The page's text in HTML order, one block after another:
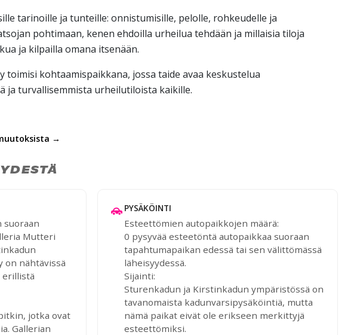
tarinoille ja tunteille: onnistumisille, pelolle, rohkeudelle ja
pohtimaan, kenen ehdoilla urheilua tehdään ja millaisia tiloja
ja kilpailla omana itsenään.
toimisi kohtaamispaikkana, jossa taide avaa keskustelua
ja turvallisemmista urheilutiloista kaikille.
→
suoraan
Mutteri
on nähtävissä
erillistä
jotka ovat
Gallerian
PYSÄKÖINTI
Esteettömien autopaikkojen määrä:
0 pysyvää esteetöntä autopaikkaa suoraan
tapahtumapaikan edessä tai sen välittömässä
läheisyydessä.
Sijainti:
Sturenkadun ja Kirstinkadun ympäristössä on
tavanomaista kadunvarsipysäköintiä, mutta
nämä paikat eivät ole erikseen merkittyjä
esteettömiksi.